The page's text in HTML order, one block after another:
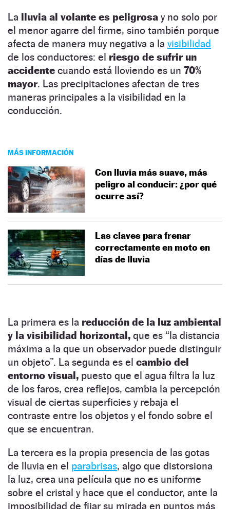
La lluvia al volante es peligrosa y no solo por
el menor agarre del firme, sino también porque
afecta de manera muy negativa a la visibilidad
de los conductores: el riesgo de sufrir un
accidente cuando está lloviendo es un 70%
mayor. Las precipitaciones afectan de tres
maneras principales a la visibilidad en la
conducción.
MÁS INFORMACIÓN
Con lluvia más suave, más
peligro al conducir: ¿por qué
ocurre así?
Las claves para frenar
correctamente en moto en
días de lluvia
La primera es la reducción de la luz ambiental
y la visibilidad horizontal, que es “la distancia
máxima a la que un observador puede distinguir
un objeto”. La segunda es el cambio del
entorno visual, puesto que el agua filtra la luz
de los faros, crea reflejos, cambia la percepción
visual de ciertas superficies y rebaja el
contraste entre los objetos y el fondo sobre el
que se encuentran.
La tercera es la propia presencia de las gotas
de lluvia en el parabrisas, algo que distorsiona
la luz, crea una película que no es uniforme
sobre el cristal y hace que el conductor, ante la
imposibilidad de fijar su mirada en puntos más